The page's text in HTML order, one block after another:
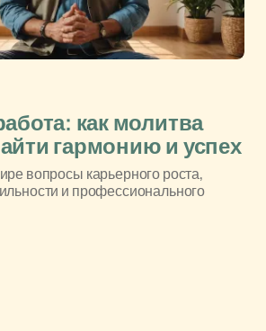
как молитва
гармонию и успех
вопросы карьерного роста,
и профессионального